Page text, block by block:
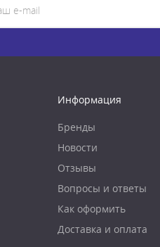
Информация
Бренды
Новости
Отзывы
Вопросы и ответы
Как оформить
Доставка и оплата